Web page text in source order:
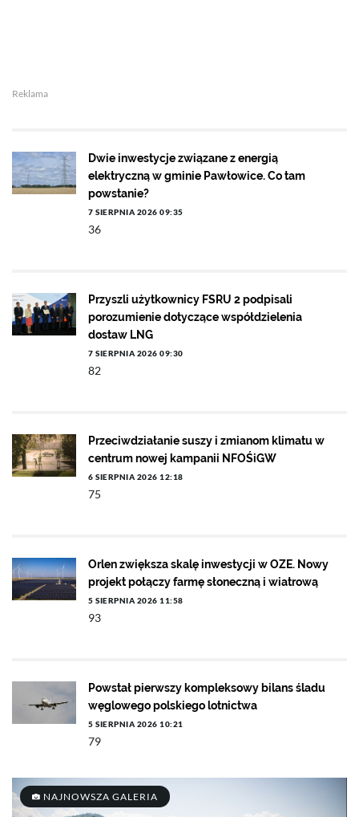
Reklama
Dwie inwestycje związane z energią
elektryczną w gminie Pawłowice. Co tam
powstanie?
7 SIERPNIA 2026 09:35
36
Przyszli użytkownicy FSRU 2 podpisali
porozumienie dotyczące współdzielenia
dostaw LNG
7 SIERPNIA 2026 09:30
82
Przeciwdziałanie suszy i zmianom klimatu w
centrum nowej kampanii NFOŚiGW
6 SIERPNIA 2026 12:18
75
Orlen zwiększa skalę inwestycji w OZE. Nowy
projekt połączy farmę słoneczną i wiatrową
5 SIERPNIA 2026 11:58
93
Powstał pierwszy kompleksowy bilans śladu
węglowego polskiego lotnictwa
5 SIERPNIA 2026 10:21
79
NAJNOWSZA GALERIA